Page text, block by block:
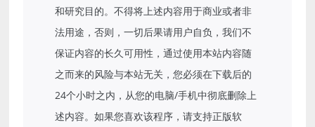
和研究目的。不得将上述内容用于商业或者非
法用途，否则，一切后果请用户自负，我们不
保证内容的长久可用性，通过使用本站内容随
之而来的风险与本站无关，您必须在下载后的
24个小时之内，从您的电脑/手机中彻底删除上
述内容。如果您喜欢该程序，请支持正版软